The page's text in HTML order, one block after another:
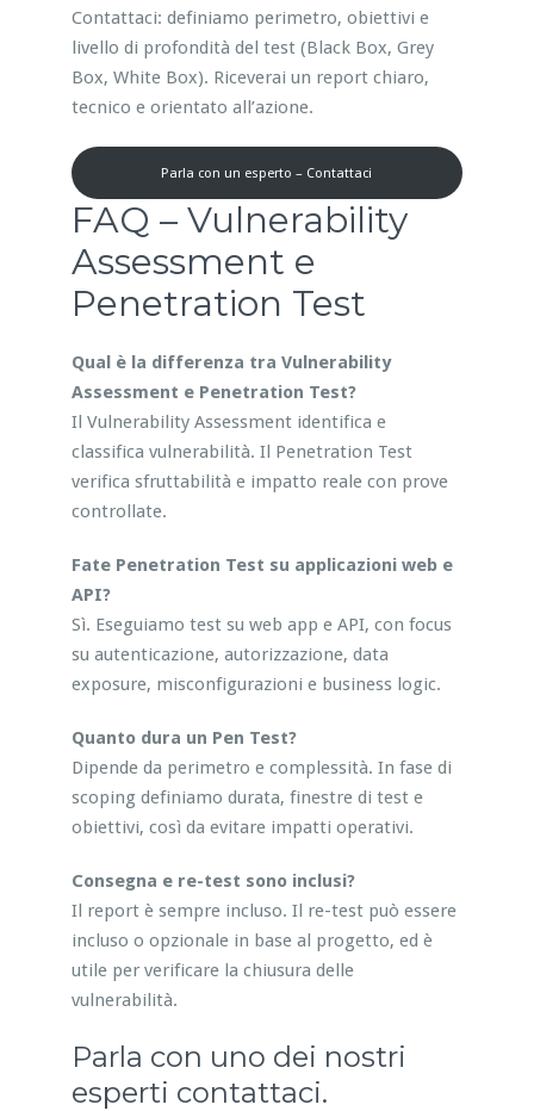
Contattaci: definiamo perimetro, obiettivi e
livello di profondità del test (Black Box, Grey
Box, White Box). Riceverai un report chiaro,
tecnico e orientato all’azione.
Parla con un esperto – Contattaci
FAQ – Vulnerability
Assessment e
Penetration Test
Qual è la differenza tra Vulnerability
Assessment e Penetration Test?
Il Vulnerability Assessment identifica e
classifica vulnerabilità. Il Penetration Test
verifica sfruttabilità e impatto reale con prove
controllate.
Fate Penetration Test su applicazioni web e
API?
Sì. Eseguiamo test su web app e API, con focus
su autenticazione, autorizzazione, data
exposure, misconfigurazioni e business logic.
Quanto dura un Pen Test?
Dipende da perimetro e complessità. In fase di
scoping definiamo durata, finestre di test e
obiettivi, così da evitare impatti operativi.
Consegna e re-test sono inclusi?
Il report è sempre incluso. Il re-test può essere
incluso o opzionale in base al progetto, ed è
utile per verificare la chiusura delle
vulnerabilità.
Parla con uno dei nostri
esperti contattaci.